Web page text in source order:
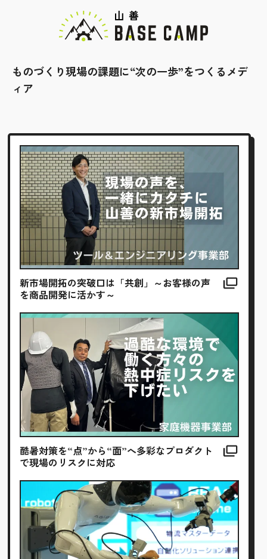
ものづくり現場の課題に“次の一歩”をつくるメデ
ィア
新市場開拓の突破口は「共創」～お客様の声
を商品開発に活かす～
酷暑対策を“点”から“面”へ多彩なプロダクト
で現場のリスクに対応